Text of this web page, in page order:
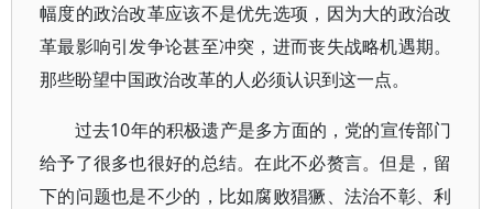
幅度的政治改革应该不是优先选项，因为大的政治改
革最影响引发争论甚至冲突，进而丧失战略机遇期。
那些盼望中国政治改革的人必须认识到这一点。
过去10年的积极遗产是多方面的，党的宣传部门
给予了很多也很好的总结。在此不必赘言。但是，留
下的问题也是不少的，比如腐败猖獗、法治不彰、利